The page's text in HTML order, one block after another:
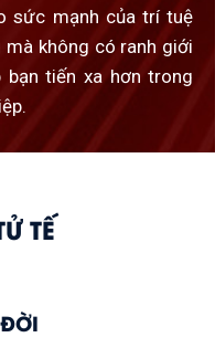
sức mạnh của trí tuệ
không có ranh giới
bạn tiến xa hơn trong
TẾ